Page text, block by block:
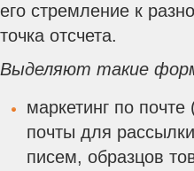
его стремление к
точка отсчета.
Выделяют такие
маркетинг по
почты для
писем, образцов